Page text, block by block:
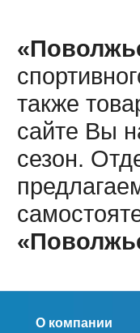
также
сайте Вы
сезон.
О компании